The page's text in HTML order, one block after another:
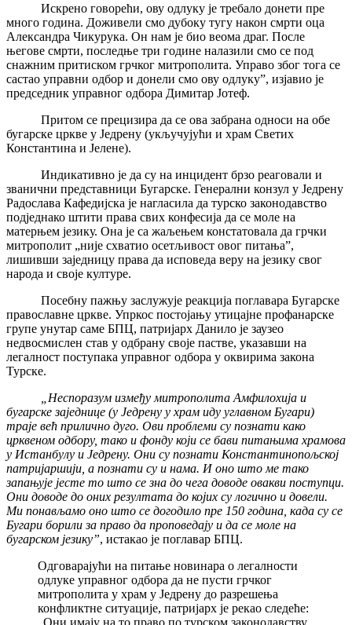
Искрено говорећи, ову одлуку је требало донети пре
много година. Доживели смо дубоку тугу након смрти оца
Александра Чикурука. Он нам је био веома драг. После
његове смрти, последње три године налазили смо се под
снажним притиском грчког митрополита. Управо због тога се
састао управни одбор и донели смо ову одлуку”, изјавио је
председник управног одбора Димитар Јотеф.
Притом се прецизира да се ова забрана односи на обе
бугарске цркве у Једрену (укључујући и храм Светих
Константина и Јелене).
Индикативно је да су на инцидент брзо реаговали и
званични представници Бугарске. Генерални конзул у Једрену
Радослава Кафедијска је нагласила да турско законодавство
подједнако штити права свих конфесија да се моле на
матерњем језику. Она је са жаљењем констатовала да грчки
митрополит „није схватио осетљивост овог питања”,
лишивши заједницу права да исповеда веру на језику свог
народа и своје културе.
Посебну пажњу заслужује реакција поглавара Бугарске
православне цркве. Упркос постојању утицајне профанарске
групе унутар саме БПЦ, патријарх Данило је заузео
недвосмислен став у одбрану своје пастве, указавши на
легалност поступака управног одбора у оквирима закона
Турске.
„Неспоразум између митрополита Амфилохија и
бугарске заједнице (у Једрену у храм иду углавном Бугари)
траје већ прилично дуго. Ови проблеми су познати како
црквеном одбору, тако и фонду који се бави питањима храмова
у Истанбулу и Једрену. Они су познати Константинопољској
патријаршији, а познати су и нама. И оно што ме тако
запањује јесте то што се зна до чега доводе овакви поступци.
Они доводе до оних резултата до којих су логично и довели.
Ми понављамо оно што се догодило пре 150 година, када су се
Бугари борили за право да проповедају и да се моле на
бугарском језику”, истакао је поглавар БПЦ.
Одговарајући на питање новинара о легалности
одлуке управног одбора да не пусти грчког
митрополита у храм у Једрену до разрешења
конфликтне ситуације, патријарх је рекао следеће:
„Они имају на то право по турском законодавству,